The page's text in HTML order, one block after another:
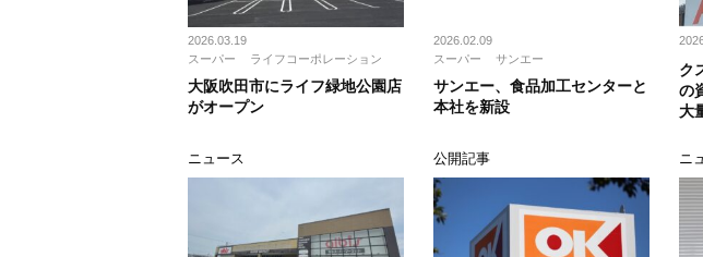
2026.03.19
スーパー
ライフコーポレーション
大阪吹田市にライフ緑地公園店
がオープン
2026.02.09
スーパー
サンエー
サンエー、食品加工センターと
本社を新設
ク
の
大
ニュース 公開記事 ニ